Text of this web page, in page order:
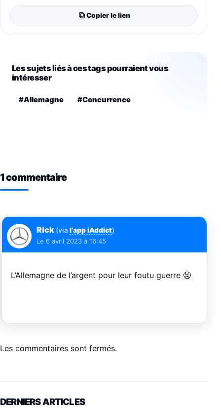
Copier le lien
Les sujets liés à ces tags pourraient vous
intéresser
#Allemagne #Concurrence
1 commentaire
Rick (via l’app iAddict)
Le 6 avril 2023 à 16:45
L’Allemagne de l’argent pour leur foutu guerre 🤬
Les commentaires sont fermés.
DERNIERS ARTICLES